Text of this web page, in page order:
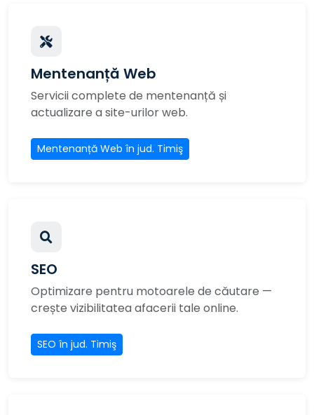
Mentenanță Web
Servicii complete de mentenanță și
actualizare a site-urilor web.
Mentenanță Web în jud. Timiş
SEO
Optimizare pentru motoarele de căutare —
crește vizibilitatea afacerii tale online.
SEO în jud. Timiş